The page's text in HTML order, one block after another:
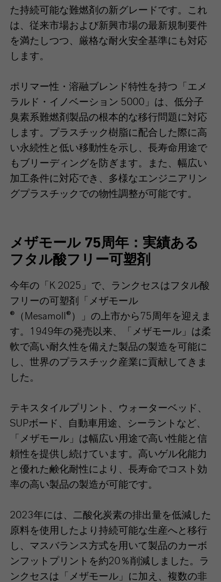
た持続可能な難燃剤の新グレードです。これ
は、従来市場および新興市場の最新規制要件
を満たしつつ、厳格な耐火安全基準にも対応
します。
ポリマー性・溶融ブレンド特性を持つ「エメ
ラルド・イノベーション 5000」は、低分子
臭素系難燃剤製品の根本的な移行問題に対応
します。プラスチック樹脂に配合した際に高
い永続性と低い移動性を示し、長寿命用途で
もブリーディングを防ぎます。また、幅広い
加工条件に対応でき、多様なエンジニアリン
グプラスチックでの物性調整が可能です。
メザモール 75周年：実績ある
フタル酸フリー可塑剤
今年の「K 2025」で、ランクセスはフタル酸
フリーの可塑剤「メザモール
®（Mesamoll®）」の上市から75周年を迎えま
す。1949年の発売以来、「メザモール」は柔
軟で高い耐久性を備えた製品の製造を可能に
し、世界のプラスチック産業に貢献してきま
した。
テキスタイルプリント、ウォーターベッド、
SUPボード、自動車用途、シーラントなど、
「メザモール」は幅広い用途で高い性能と信
頼性を提供し続けています。高いゲル化能力
と優れた鹸化耐性により、長寿命でコスト効
率の高い製品の製造が可能です。
2023年には、二酸化炭素の排出量を低減した
原料を使用したより持続可能な生産へと移行
し、マスバランス方式を用いて製品のカーボ
ンフットプリントを約20％削減しました。ラ
ンクセスは「メザモール」に加え、複数の非